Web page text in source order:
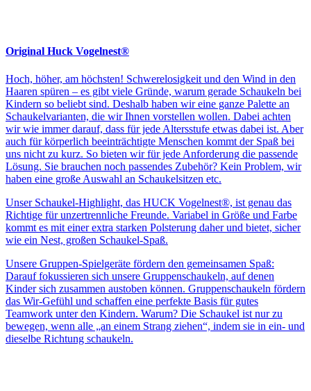
Original Huck Vogelnest®
Hoch, höher, am höchsten! Schwerelosigkeit und den Wind in den
Haaren spüren – es gibt viele Gründe, warum gerade Schaukeln bei
Kindern so beliebt sind. Deshalb haben wir eine ganze Palette an
Schaukelvarianten, die wir Ihnen vorstellen wollen. Dabei achten
wir wie immer darauf, dass für jede Altersstufe etwas dabei ist. Aber
auch für körperlich beeinträchtigte Menschen kommt der Spaß bei
uns nicht zu kurz. So bieten wir für jede Anforderung die passende
Lösung. Sie brauchen noch passendes Zubehör? Kein Problem, wir
haben eine große Auswahl an Schaukelsitzen etc.
Unser Schaukel-Highlight, das HUCK Vogelnest®, ist genau das
Richtige für unzertrennliche Freunde. Variabel in Größe und Farbe
kommt es mit einer extra starken Polsterung daher und bietet, sicher
wie ein Nest, großen Schaukel-Spaß.
Unsere Gruppen-Spielgeräte fördern den gemeinsamen Spaß:
Darauf fokussieren sich unsere Gruppenschaukeln, auf denen
Kinder sich zusammen austoben können. Gruppenschaukeln fördern
das Wir-Gefühl und schaffen eine perfekte Basis für gutes
Teamwork unter den Kindern. Warum? Die Schaukel ist nur zu
bewegen, wenn alle „an einem Strang ziehen“, indem sie in ein- und
dieselbe Richtung schaukeln.